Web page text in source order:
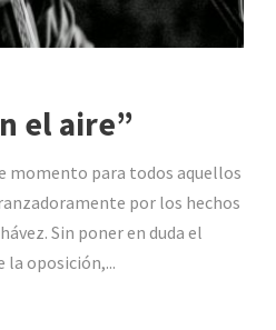
el aire”
momento para todos aquellos
por los hechos
Sin poner en duda el
la oposición,...